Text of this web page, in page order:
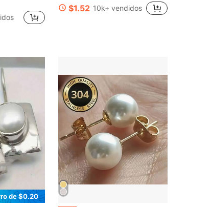
$1.52 10k+ vendidos
de $0.20
#5 Más vendidos